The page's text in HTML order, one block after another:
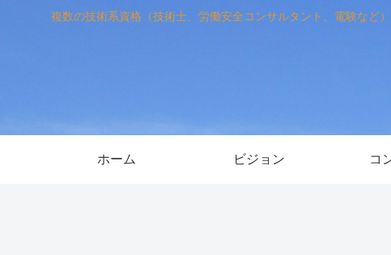
複数の技術系資格（技術士、労働安全コンサルタント、電験など
ホーム ビジョン コ